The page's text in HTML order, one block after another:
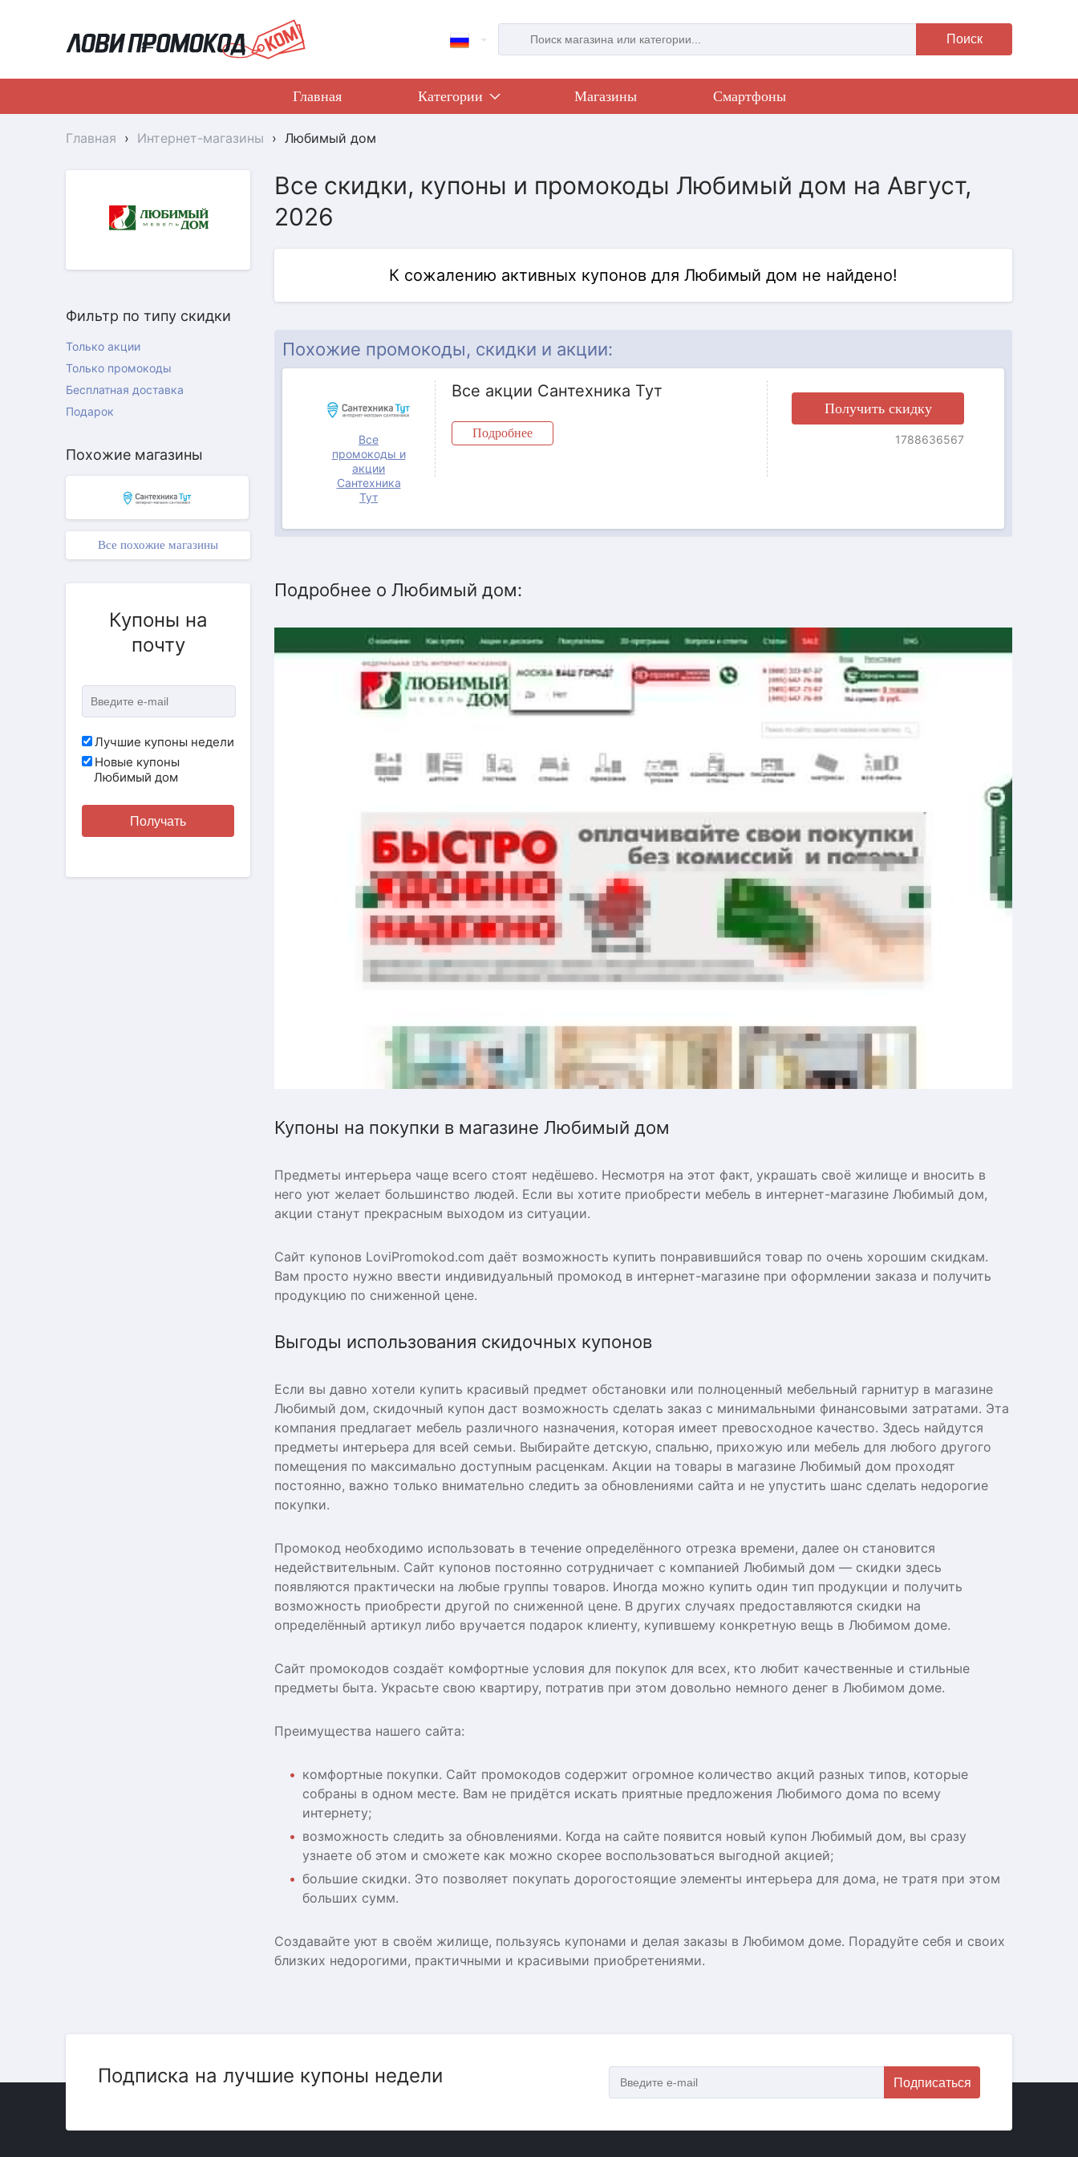
Поиск
Главная Категории Магазины Смартфоны
Главная › Интернет-магазины › Любимый дом
Все скидки, купоны и промокоды Любимый дом на Август,
2026
Фильтр по типу скидки
Только акции
Только промокоды
Бесплатная доставка
Подарок
Похожие магазины
Все похожие магазины
Купоны на
почту
Лучшие купоны недели
Новые купоны
Любимый дом
Получать
К сожалению активных купонов для Любимый дом не найдено!
Похожие промокоды, скидки и акции:
АКЦИЯ
Все
промокоды и
акции
Сантехника
Тут
Все акции Сантехника Тут
Подробнее
Получить скидку
1788636567
Подробнее о Любимый дом:
Купоны на покупки в магазине Любимый дом
Предметы интерьера чаще всего стоят недёшево. Несмотря на этот факт, украшать своё жилище и вносить в
него уют желает большинство людей. Если вы хотите приобрести мебель в интернет-магазине Любимый дом,
акции станут прекрасным выходом из ситуации.
Сайт купонов LoviPromokod.com даёт возможность купить понравившийся товар по очень хорошим скидкам.
Вам просто нужно ввести индивидуальный промокод в интернет-магазине при оформлении заказа и получить
продукцию по сниженной цене.
Выгоды использования скидочных купонов
Если вы давно хотели купить красивый предмет обстановки или полноценный мебельный гарнитур в магазине
Любимый дом, скидочный купон даст возможность сделать заказ с минимальными финансовыми затратами. Эта
компания предлагает мебель различного назначения, которая имеет превосходное качество. Здесь найдутся
предметы интерьера для всей семьи. Выбирайте детскую, спальню, прихожую или мебель для любого другого
помещения по максимально доступным расценкам. Акции на товары в магазине Любимый дом проходят
постоянно, важно только внимательно следить за обновлениями сайта и не упустить шанс сделать недорогие
покупки.
Промокод необходимо использовать в течение определённого отрезка времени, далее он становится
недействительным. Сайт купонов постоянно сотрудничает с компанией Любимый дом — скидки здесь
появляются практически на любые группы товаров. Иногда можно купить один тип продукции и получить
возможность приобрести другой по сниженной цене. В других случаях предоставляются скидки на
определённый артикул либо вручается подарок клиенту, купившему конкретную вещь в Любимом доме.
Сайт промокодов создаёт комфортные условия для покупок для всех, кто любит качественные и стильные
предметы быта. Украсьте свою квартиру, потратив при этом довольно немного денег в Любимом доме.
Преимущества нашего сайта:
комфортные покупки. Сайт промокодов содержит огромное количество акций разных типов, которые
собраны в одном месте. Вам не придётся искать приятные предложения Любимого дома по всему
интернету;
возможность следить за обновлениями. Когда на сайте появится новый купон Любимый дом, вы сразу
узнаете об этом и сможете как можно скорее воспользоваться выгодной акцией;
большие скидки. Это позволяет покупать дорогостоящие элементы интерьера для дома, не тратя при этом
больших сумм.
Создавайте уют в своём жилище, пользуясь купонами и делая заказы в Любимом доме. Порадуйте себя и своих
близких недорогими, практичными и красивыми приобретениями.
Подписка на лучшие купоны недели Подписаться